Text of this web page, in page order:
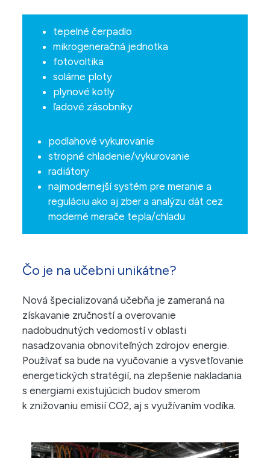
tepelné čerpadlo
mikrogeneračná jednotka
fotovoltika
solárne ploty
plynové kotly
ľadové zásobníky
podlahové vykurovanie
stropné chladenie/vykurovanie
radiátory
najmodernejší systém pre meranie a
reguláciu ako aj zber a analýzu dát cez
moderné merače tepla/chladu
Čo je na učebni unikátne?
Nová špecializovaná učebňa je zameraná na
získavanie zručností a overovanie
nadobudnutých vedomostí v oblasti
nasadzovania obnoviteľných zdrojov energie.
Používať sa bude na vyučovanie a vysvetľovanie
energetických stratégií, na zlepšenie nakladania
s energiami existujúcich budov smerom
k znižovaniu emisií CO2, aj s využívaním vodíka.